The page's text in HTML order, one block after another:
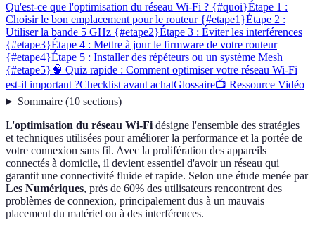
Qu'est-ce que l'optimisation du réseau Wi-Fi ? {#quoi}Étape 1 :
Choisir le bon emplacement pour le routeur {#etape1}Étape 2 :
Utiliser la bande 5 GHz {#etape2}Étape 3 : Éviter les interférences
{#etape3}Étape 4 : Mettre à jour le firmware de votre routeur
{#etape4}Étape 5 : Installer des répéteurs ou un système Mesh
{#etape5}🧠 Quiz rapide : Comment optimiser votre réseau Wi-Fi
est-il important ?Checklist avant achatGlossaire📺 Ressource Vidéo
Sommaire(10 sections)
L'optimisation du réseau Wi-Fidésigne l'ensemble des stratégies
et techniques utilisées pour améliorer la performance et la portée de
votre connexion sans fil. Avec la prolifération des appareils
connectés à domicile, il devient essentiel d'avoir un réseau qui
garantit une connectivité fluide et rapide. Selon une étude menée par
Les Numériques, près de 60% des utilisateurs rencontrent des
problèmes de connexion, principalement dus à un mauvais
placement du matériel ou à des interférences.